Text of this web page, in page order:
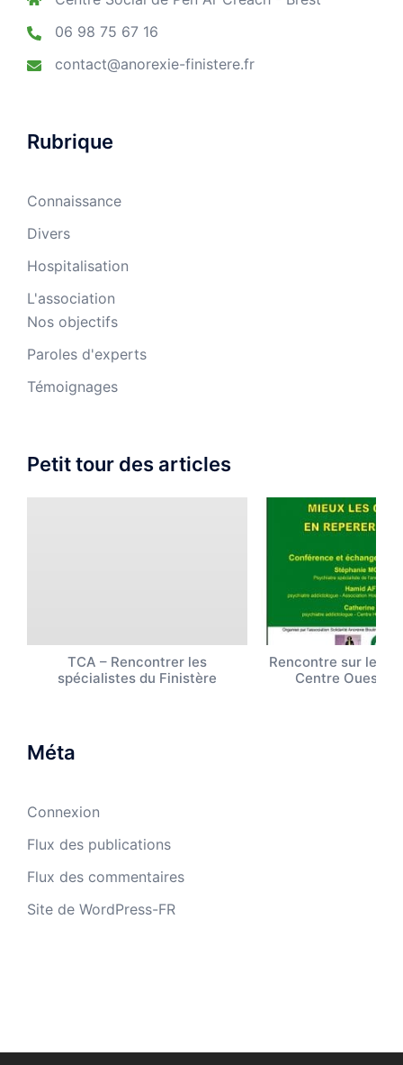
06 98 75 67 16
contact@anorexie-finistere.fr
Rubrique
Connaissance
Divers
Hospitalisation
L'association
Nos objectifs
Paroles d'experts
Témoignages
Petit tour des articles
TCA – Rencontrer les
spécialistes du Finistère
Rencontre sur les
Centre Ouest
Méta
Connexion
Flux des publications
Flux des commentaires
Site de WordPress-FR